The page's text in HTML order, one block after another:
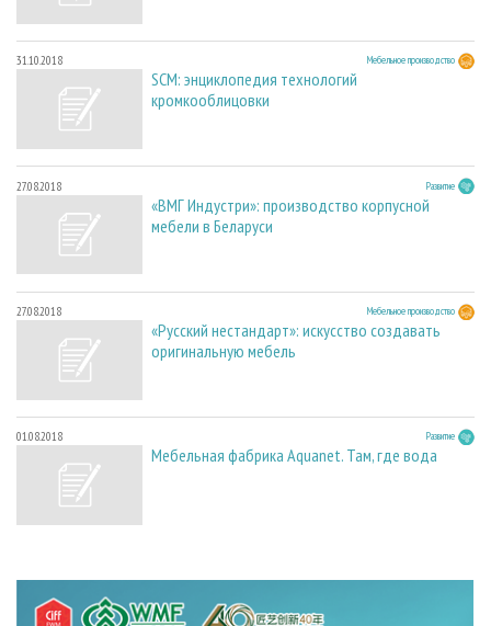
31.10.2018 Мебельное производство
SCM: энциклопедия технологий
кромкооблицовки
27.08.2018 Развитие
«ВМГ Индустри»: производство корпусной
мебели в Беларуси
27.08.2018 Мебельное производство
«Русский нестандарт»: искусство создавать
оригинальную мебель
01.08.2018 Развитие
Мебельная фабрика Aquanet. Там, где вода